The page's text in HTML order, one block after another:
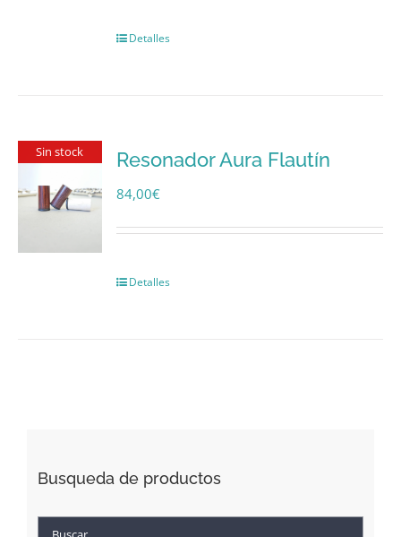
Detalles
Sin stock Resonador Aura Flautín
84,00€
Detalles
Busqueda de productos